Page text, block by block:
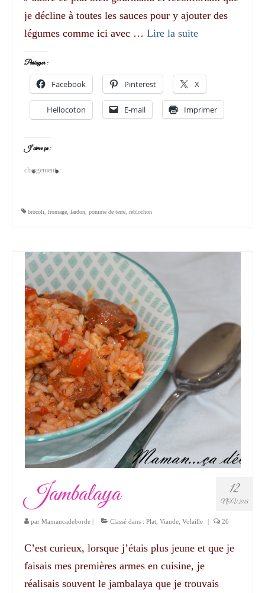
je décline à toutes les sauces pour y ajouter des
légumes comme ici avec … Lire la suite­­
Partager :
Facebook Pinterest X
Hellocoton E-mail Imprimer
J’aime ça :
chargement…
brocoli fromage lardon pomme de terre reblochon
12
NOV 2018
Jambalaya
par Mamancadeborde | Classé dans : Plat Viande Volaille | 26
C’est curieux, lorsque j’étais plus jeune et que je
faisais mes premières armes en cuisine, je
réalisais souvent le jambalaya que je trouvais